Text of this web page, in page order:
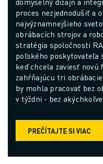
proces nezjednodušiť a
najvýznamnejšieho
obrábacích strojov a
stratégia spoločnosti
poľského poskytovateľa
keď chcela zaviesť novú
zahŕňajúcu tri
by mohla pracovať bez
v týždni - bez
PREČÍTAJTE SI VIAC